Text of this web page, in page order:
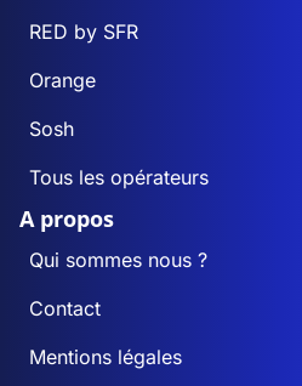
RED by SFR
Orange
Sosh
Tous les opérateurs
A propos
Qui sommes nous ?
Contact
Mentions légales